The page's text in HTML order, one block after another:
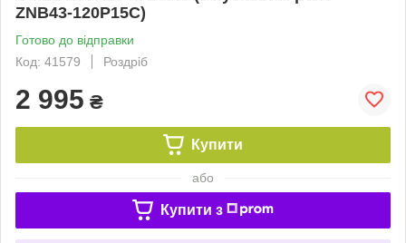
ZNB43-120P15C)
Готово до відправки
Код: 41579
Роздріб
2 995 ₴
Купити
або
Купити з